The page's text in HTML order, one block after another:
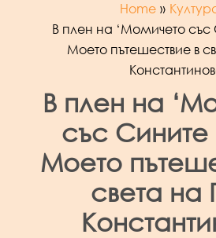
Home
В плен на ‘Момичето със
Моето пътешествие в
В плен на
със Сините
Моето
света на